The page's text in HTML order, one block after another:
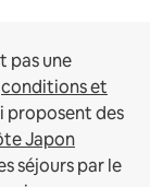
pas une
conditions et
proposent des
Japon
séjours par le